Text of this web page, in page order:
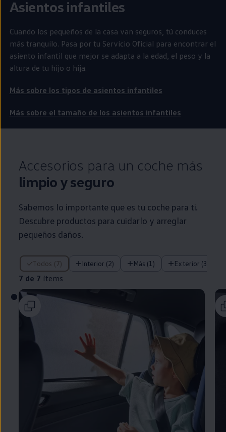
Asientos infantiles
Cuando los pequeños de la casa van seguros, tú conduces
más tranquilo. Pasa por tu Servicio Oficial para encontrar el
asiento infantil que mejor se adapta a la edad, el peso y la
altura de tu hijo o hija.
Más sobre los tipos de asientos infantiles
Más sobre el tamaño de los asientos infantiles
Accesorios para un coche más
limpio y seguro
Sabemos lo importante que es tu coche para ti.
Descubre productos para cuidarlo y arreglar
pequeños daños.
Todos (7) Interior (2) Más (1) Exterior (3)
7 de 7 ítems
7 de 7 ítems